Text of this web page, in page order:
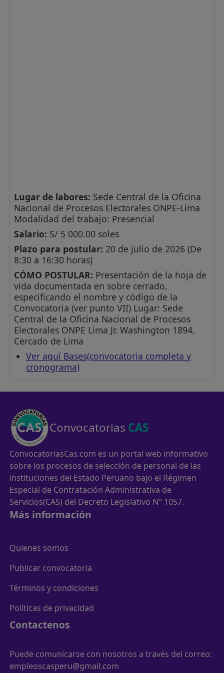
Lugar de labores: Sede Central de la Oficina
Nacional de Procesos Electorales ONPE-Lima
Modalidad del trabajo: Presencial
Salario: S/ 5 000.00 soles
Plazo para postular: 20 de julio de 2026 (De
8:30 a 16:30 horas)
CÓMO POSTULAR: Presentación de la hoja de
vida documentada en sobre cerrado,
especificando el nombre y código de la
Convocatoria (ver punto VII) Lugar: Sede
Central de la Oficina Nacional de Procesos
Electorales ONPE Lima Jr. Washington 1894,
Cercado de Lima
Ver aquí Bases(convocatoria completa y
cronograma)
Convocatorias CAS
ConvocatoriasCas.com es un portal web informativo
sobre los procesos de selección de personal de las
instituciones del Estado Peruano bajo el Régimen
Especial de Contratación Administrativa de
Servicios(CAS) del Decreto Legislativo N° 1057.
Más información
Quienes somos
Publicar convocatoria
Términos y condiciones
Políticas de privacidad
Contactenos
Puede comunicarse con nosotros a través del correo:
empleoscasperu@gmail.com